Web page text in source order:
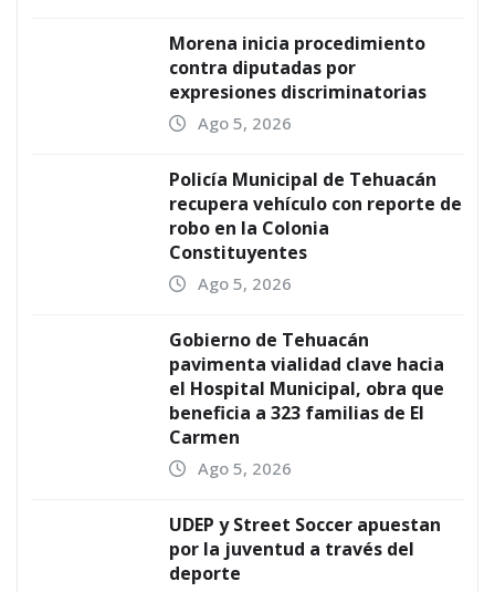
Morena inicia procedimiento
contra diputadas por
expresiones discriminatorias
Ago 5, 2026
Policía Municipal de Tehuacán
recupera vehículo con reporte de
robo en la Colonia
Constituyentes
Ago 5, 2026
Gobierno de Tehuacán
pavimenta vialidad clave hacia
el Hospital Municipal, obra que
beneficia a 323 familias de El
Carmen
Ago 5, 2026
UDEP y Street Soccer apuestan
por la juventud a través del
deporte